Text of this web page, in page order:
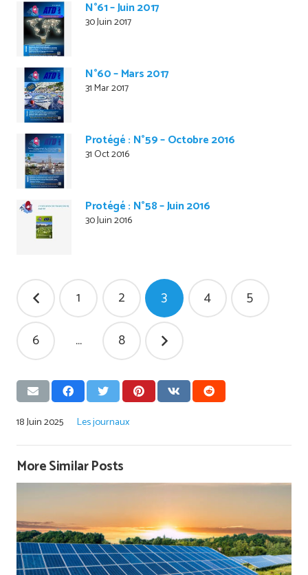
N°61 – Juin 2017
30 Juin 2017
N°60 – Mars 2017
31 Mar 2017
Protégé : N°59 – Octobre 2016
31 Oct 2016
Protégé : N°58 – Juin 2016
30 Juin 2016
Pagination
des
publications
1 2 3 4 5
6 … 8
18 Juin 2025 Les journaux
More Similar Posts